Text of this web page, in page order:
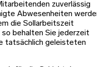
zuverlässig
Abwesenheiten
die Sollarbeitszeit
behalten Sie jederzeit
tatsächlich geleisteten